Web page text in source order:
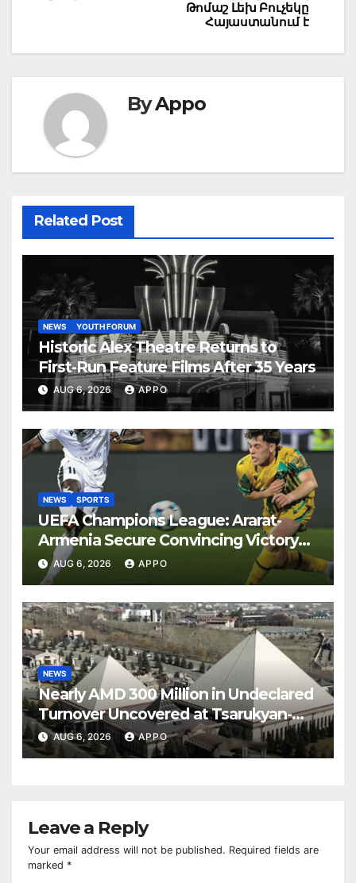
Թոմաշ Լեխ Բուչեկը
Հայաստանում է
ByAppo
Related Post
NEWS YOUTH FORUM
Historic Alex Theatre Returns to
First-Run Feature Films After 35 Years
AUG 6, 2026 APPO
NEWS SPORTS
UEFA Champions League: Ararat-
Armenia Secure Convincing Victory
Over Shamrock Rovers 2-0
AUG 6, 2026 APPO
NEWS
Nearly AMD 300 Million in Undeclared
Turnover Uncovered at Tsarukyan-
Owned Entertainment Center
AUG 6, 2026 APPO
Leave a Reply
Your email address will not be published. Required fields are
marked *